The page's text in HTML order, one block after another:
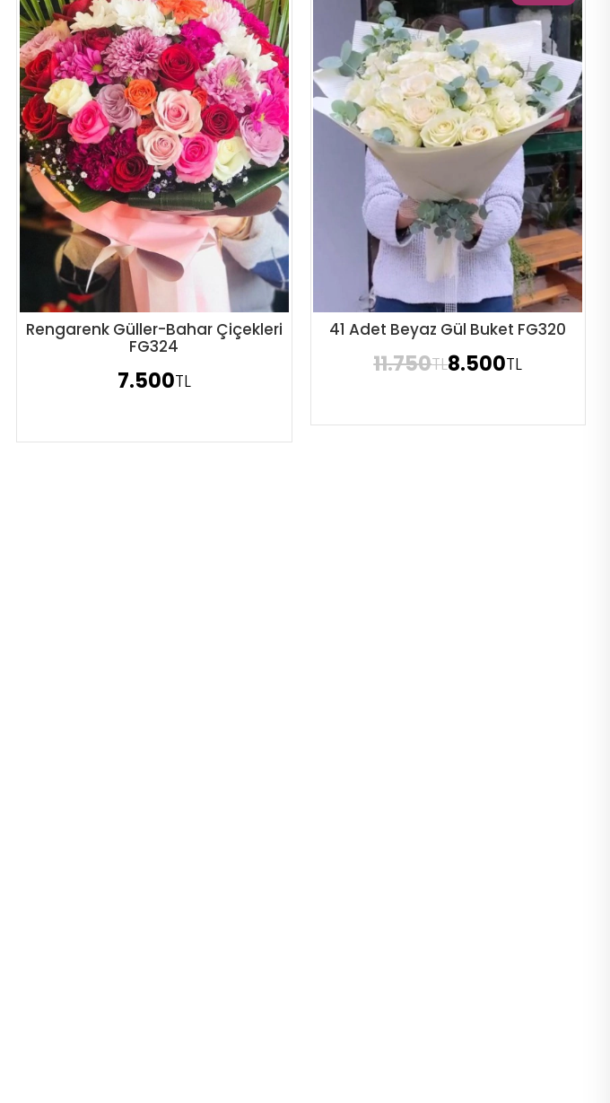
Sipariş Ver
Rengarenk Güller-Bahar Çiçekleri
FG324
7.500TL
Sipariş Ver
41 Adet Beyaz Gül Buket FG320
11.750TL8.500TL